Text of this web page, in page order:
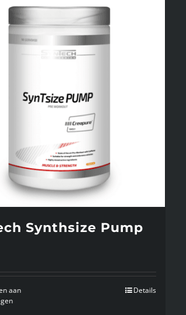
Synthsize Pump
aan
Details